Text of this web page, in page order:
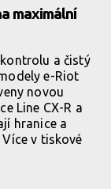
maximální
a čistý
e-Riot
novou
Line CX-R a
hranice a
v tiskové